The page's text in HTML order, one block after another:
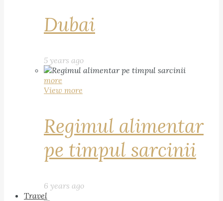
Dubai
5 years ago
more
View more
Regimul alimentar
pe timpul sarcinii
6 years ago
Travel